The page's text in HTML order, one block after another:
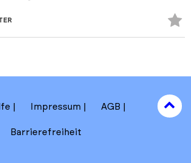
Impressum AGB
Barrierefreiheit
to
top